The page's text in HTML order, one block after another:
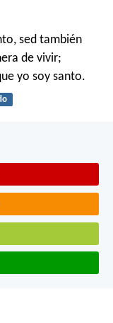
sed también
de vivir;
yo soy santo.